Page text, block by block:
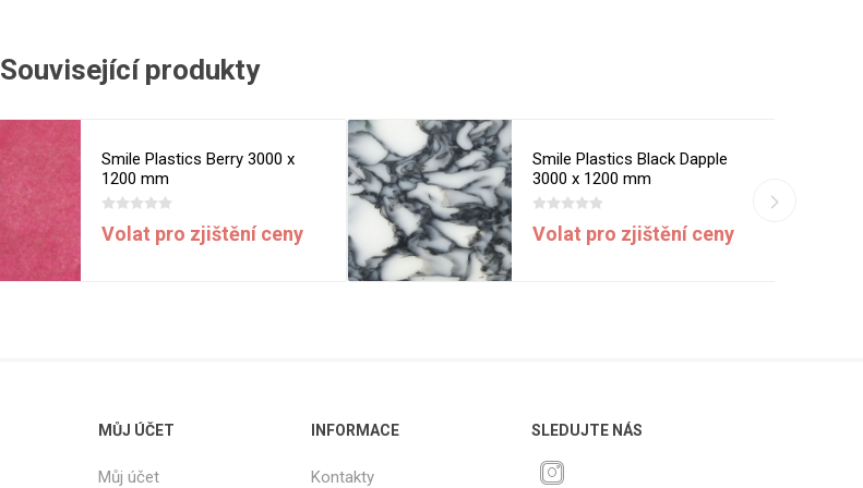
Valchromat
Dekodur
Arpa Fenix
Viroc
Pollmeier
BauBuche
Oberflex
Thermax
Související produkty
Smile Plastics Berry 3000 x
1200 mm
Volat pro zjištění ceny
Smile Plastics Black Dapple
3000 x 1200 mm
Volat pro zjištění ceny
MŮJ ÚČET
Můj účet
INFORMACE
Kontakty
SLEDUJTE NÁS